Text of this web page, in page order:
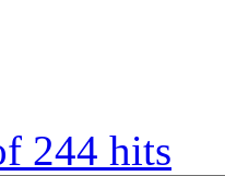
244 hits